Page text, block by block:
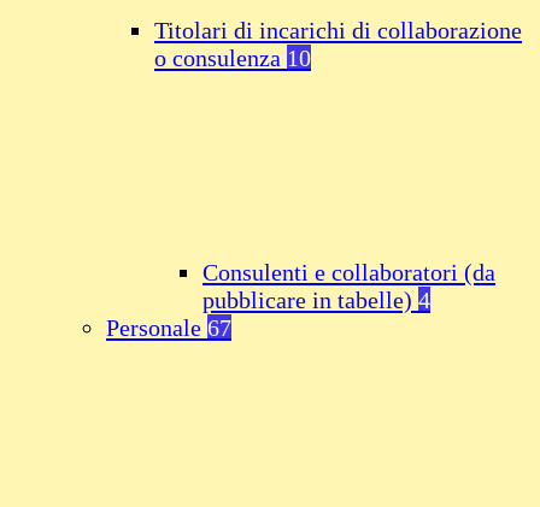
Titolari di incarichi di collaborazione
o consulenza 10
Consulenti e collaboratori (da
pubblicare in tabelle) 4
Personale 67